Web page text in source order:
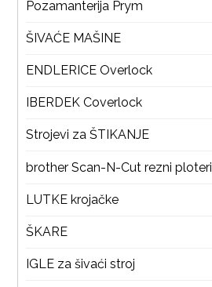
Pozamanterija Prym
ŠIVAĆE MAŠINE
ENDLERICE Overlock
IBERDEK Coverlock
Strojevi za ŠTIKANJE
brother Scan-N-Cut rezni ploteri
LUTKE krojačke
ŠKARE
IGLE za šivaći stroj